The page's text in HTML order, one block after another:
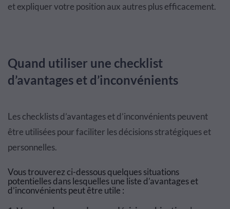
et expliquer votre position aux autres plus efficacement.
Quand utiliser une checklist
d’avantages et d’inconvénients
Les checklists d’avantages et d’inconvénients peuvent
être utilisées pour faciliter les décisions stratégiques et
personnelles.
Vous trouverez ci-dessous quelques situations
potentielles dans lesquelles une liste d’avantages et
d’inconvénients peut être utile :